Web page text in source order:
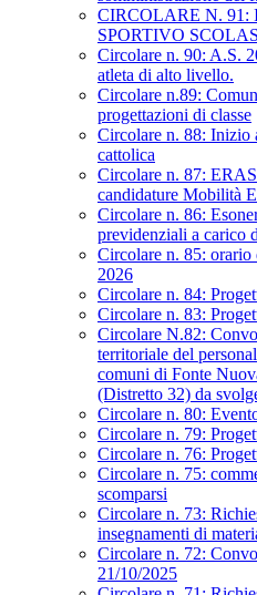
CIRCOLARE N. 91:
SPORTIVO
Circolare n. 90: A.S.
atleta di alto livello.
Circolare n.89:
progettazioni di classe
Circolare n. 88: Inizio
cattolica
Circolare n. 87:
candidature Mobilità
Circolare n. 86:
previdenziali a carico
Circolare n. 85:
2026
Circolare n. 84:
Circolare n. 83:
Circolare N.82:
territoriale del
comuni di Fonte
(Distretto 32) da
Circolare n. 80:
Circolare n. 79:
Circolare n. 76:
Circolare n. 75:
scomparsi
Circolare n. 73:
insegnamenti di
Circolare n. 72:
21/10/2025